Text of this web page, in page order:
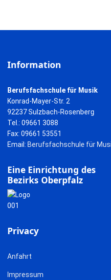
Information
Berufsfachschule für Musik
Konrad-Mayer-Str. 2
92237 Sulzbach-Rosenberg
Tel.: 09661 3088
Fax: 09661 53551
Email: Berufsfachschule für
Eine Einrichtung des
Bezirks Oberpfalz
Privacy
Anfahrt
Impressum